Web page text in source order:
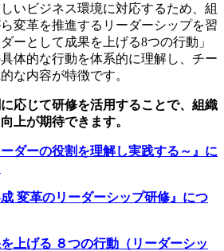
いビジネス環境に対応するため、組
変革を推進するリーダーシップを習
ーとして成果を上げる8つの行動」
体的な行動を体系的に理解し、チー
な内容が特徴です。
応じて研修を活用することで、組織
上が期待できます。
ダーの役割を理解し実践する～』に
変革のリーダーシップ研修』につ
上げる ８つの行動（リーダーシッ